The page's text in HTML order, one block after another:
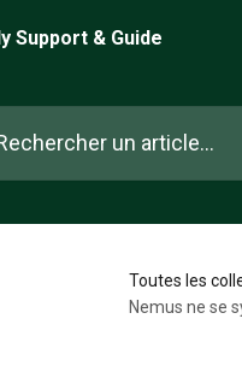
un article...
Toutes les
Nemus ne se